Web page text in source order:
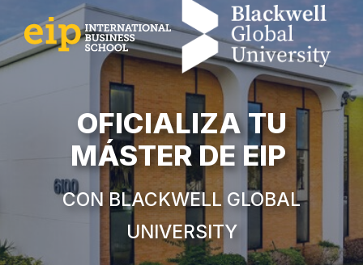
OFICIALIZA TU
MÁSTER DE EIP
CON BLACKWELL GLOBAL
UNIVERSITY